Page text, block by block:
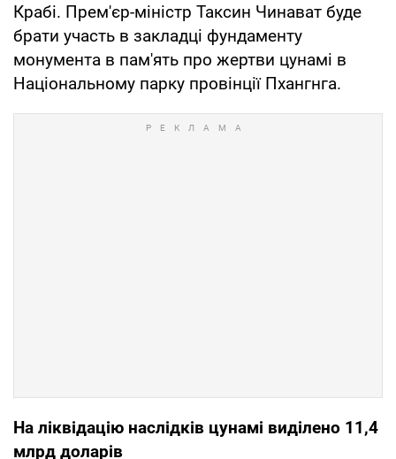
Крабі. Прем'єр-міністр Таксин Чинават буде
брати участь в закладці фундаменту
монумента в пам'ять про жертви цунамі в
Національному парку провінції Пхангнга.
На ліквідацію наслідків цунамі виділено 11,4
млрд доларів